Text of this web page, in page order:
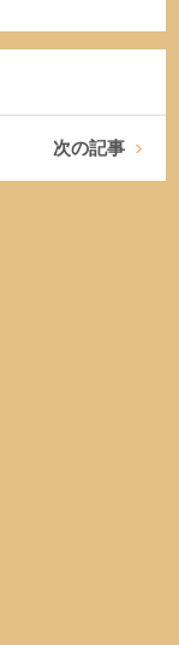
次の記事